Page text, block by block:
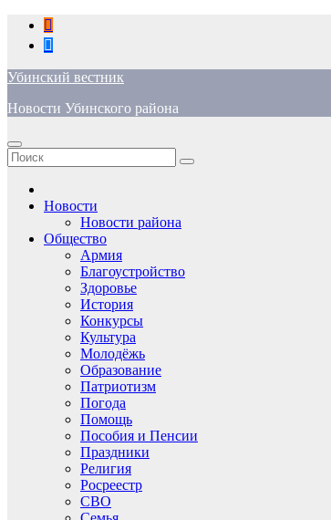
Перейти
содержимому
Убинский вестник
Новости Убинского района
Новости
Новости района
Общество
Армия
Благоустройство
Здоровье
История
Конкурсы
Культура
Молодёжь
Образование
Патриотизм
Погода
Помощь
Пособия и Пенсии
Праздники
Религия
Росреестр
СВО